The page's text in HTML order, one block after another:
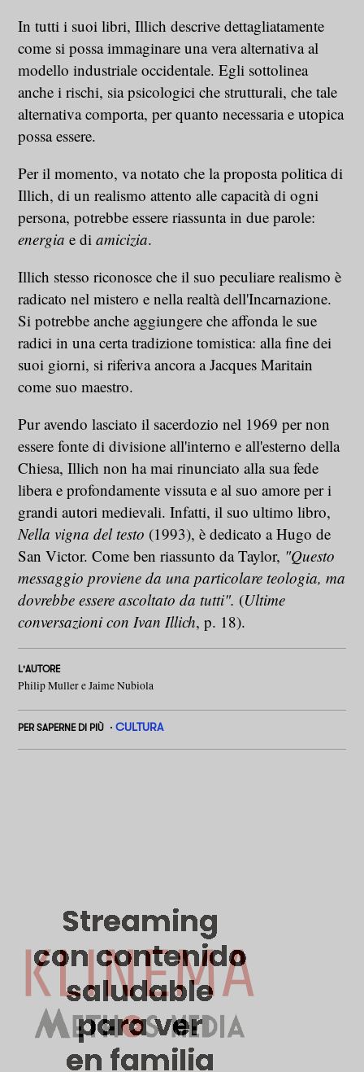
In tutti i suoi libri, Illich descrive dettagliatamente
come si possa immaginare una vera alternativa al
modello industriale occidentale. Egli sottolinea
anche i rischi, sia psicologici che strutturali, che tale
alternativa comporta, per quanto necessaria e utopica
possa essere.
Per il momento, va notato che la proposta politica di
Illich, di un realismo attento alle capacità di ogni
persona, potrebbe essere riassunta in due parole:
energia e diamicizia.
Illich stesso riconosce che il suo peculiare realismo è
radicato nel mistero e nella realtà dell'Incarnazione.
Si potrebbe anche aggiungere che affonda le sue
radici in una certa tradizione tomistica: alla fine dei
suoi giorni, si riferiva ancora a Jacques Maritain
come suo maestro.
Pur avendo lasciato il sacerdozio nel 1969 per non
essere fonte di divisione all'interno e all'esterno della
Chiesa, Illich non ha mai rinunciato alla sua fede
libera e profondamente vissuta e al suo amore per i
grandi autori medievali. Infatti, il suo ultimo libro,
Nella vigna del testo (1993), è dedicato a Hugo de
San Victor. Come ben riassunto da Taylor, "Questo
messaggio proviene da una particolare teologia, ma
dovrebbe essere ascoltato da tutti". (Ultime
conversazioni con Ivan Illich, p. 18).
L'AUTORE
Philip Muller e Jaime Nubiola
PER SAPERNE DI PIÙ CULTURA